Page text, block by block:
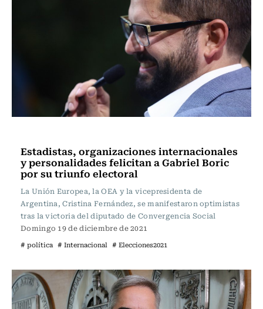
Estadistas, organizaciones internacionales
y personalidades felicitan a Gabriel Boric
por su triunfo electoral
La Unión Europea, la OEA y la vicepresidenta de
Argentina, Cristina Fernández, se manifestaron optimistas
tras la victoria del diputado de Convergencia Social
Domingo 19 de diciembre de 2021
# política # Internacional # Elecciones2021